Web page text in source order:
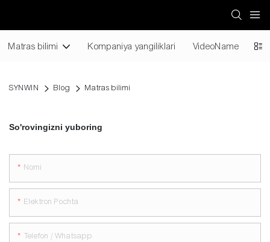
Matras bilimi Kompaniya yangiliklari VideoName
SYNWIN Blog Matras bilimi
So'rovingizni yuboring
Nomi
Elektron Pochta
Telefon / Whatsapp